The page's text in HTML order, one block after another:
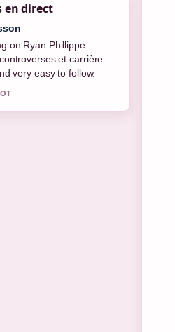
en direct
work around Amélie
privée, enfants et....
should write like this.